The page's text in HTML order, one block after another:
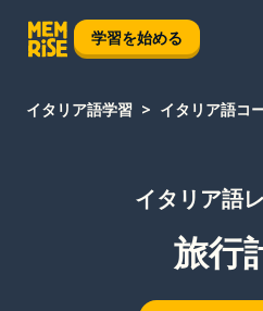
学習を始める
イタリア語学習 イタリア語コ
イタリア語
旅行